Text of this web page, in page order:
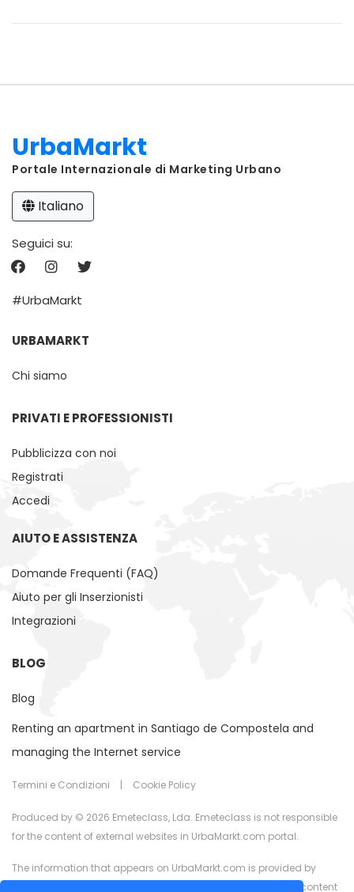
UrbaMarkt
Portale Internazionale di Marketing Urbano
Italiano
Seguici su:
#UrbaMarkt
URBAMARKT
Chi siamo
PRIVATI ​​E PROFESSIONISTI
Pubblicizza con noi
Registrati
Accedi
AIUTO E ASSISTENZA
Domande Frequenti (FAQ)
Aiuto per gli Inserzionisti
Integrazioni
BLOG
Blog
Renting an apartment in Santiago de Compostela and
managing the Internet service
Termini e Condizioni | Cookie Policy
Produced by © 2026 Emeteclass, Lda. Emeteclass is not responsible
for the content of external websites in UrbaMarkt.com portal.
The information that appears on UrbaMarkt.com is provided by
external advertisers. UrbaMarkt.com has no control over the content